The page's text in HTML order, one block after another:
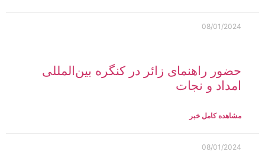
08/01/2024
حضور راهنمای زائر در کنگره بین‌المللی
امداد و نجات
مشاهده کامل خبر
08/01/2024